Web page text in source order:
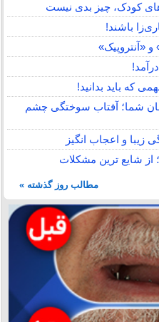
کودک، چیز بدی نیست
«آنتروپیک»
که باید بدانید!
شما؛ آفتاب سوختگی چشم
زیبا و اعجاب انگیز
از شایع ترین مشکلات
مطالب روز گذشته »